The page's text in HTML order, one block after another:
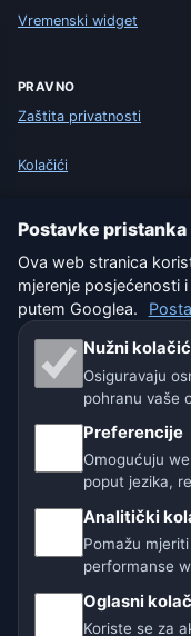
Vremenski widget
PRAVNO
Zaštita privatnosti
Kolačići
Isključenje odgovornosti
Pomažemo životinjama
Sitemap
🇨🇿 Češka
Postavke pristanka
Ova web stranica
mjerenje posjećenosti
putem Googlea.
Nužni
Osiguravaju
pohranu vaše
Preferencije
Omogućuju
poput jezika,
Analitički
Pomažu
performanse
Oglasni
Koriste se za